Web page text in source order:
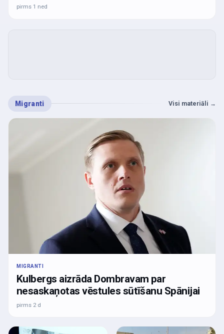
pirms 1 ned
Migranti Visi materiāli →
MIGRANTI
Kulbergs aizrāda Dombravam par
nesaskaņotas vēstules sūtīšanu Spānijai
pirms 2 d